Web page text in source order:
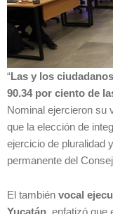
“Las y los
90.34 por ciento de
Nominal ejercieron su
que la elección de
ejercicio de pluralidad
permanente del
El también vocal